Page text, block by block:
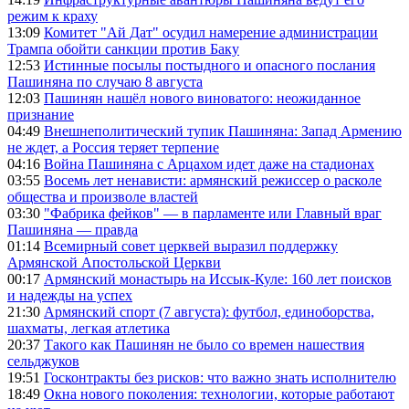
режим к краху
13:09 Комитет "Ай Дат" осудил намерение администрации
Трампа обойти санкции против Баку
12:53 Истинные посылы постыдного и опасного послания
Пашиняна по случаю 8 августа
12:03 Пашинян нашёл нового виноватого: неожиданное
признание
04:49 Внешнеполитический тупик Пашиняна: Запад Армению
не ждет, а Россия теряет терпение
04:16 Война Пашиняна с Арцахом идет даже на стадионах
03:55 Восемь лет ненависти: армянский режиссер о расколе
общества и произволе властей
03:30 "Фабрика фейков" — в парламенте или Главный враг
Пашиняна — правда
01:14 Всемирный совет церквей выразил поддержку
Армянской Апостольской Церкви
00:17 Армянский монастырь на Иссык-Куле: 160 лет поисков
и надежды на успех
21:30 Армянский спорт (7 августа): футбол, единоборства,
шахматы, легкая атлетика
20:37 Такого как Пашинян не было со времен нашествия
сельджуков
19:51 Госконтракты без рисков: что важно знать исполнителю
18:49 Окна нового поколения: технологии, которые работают